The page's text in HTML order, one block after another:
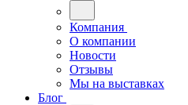
Компания
О компании
Новости
Отзывы
Мы на выставках
Блог